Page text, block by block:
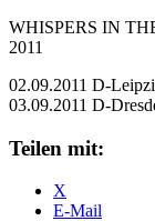
WHISPERS IN
2011
02.09.2011 D-
03.09.2011 D-
Teilen mit:
X
E-Mail